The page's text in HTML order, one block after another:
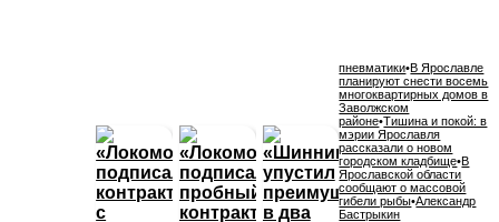
пневматики•В Ярославле
планируют снести восемь
многоквартирных домов в
Заволжском
районе•Тишина и покой: в
мэрии Ярославля
рассказали о новом
городском кладбище•В
Ярославской области
сообщают о массовой
гибели рыбы•Александр
Бастрыкин